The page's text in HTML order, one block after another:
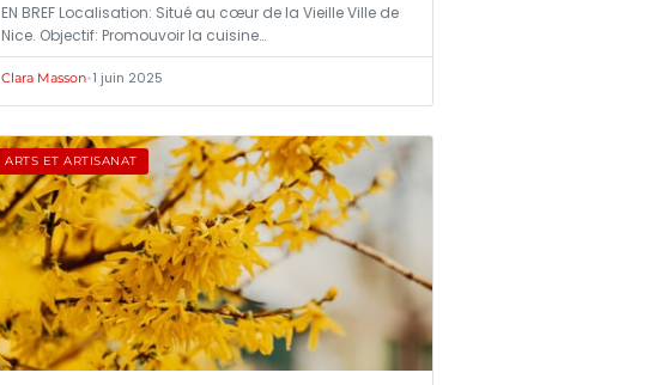
EN BREF Localisation: Situé au cœur de la Vieille Ville de
Nice. Objectif: Promouvoir la cuisine…
Clara Masson•1 juin 2025
ARTS ET ARTISANAT